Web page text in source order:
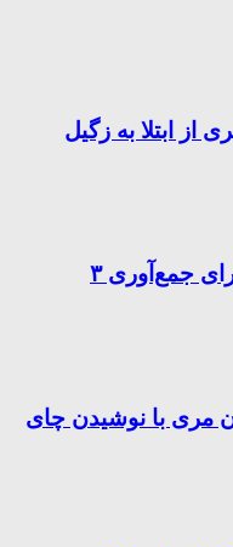
از ابتلا به زگیل
دستور سازمان غذا و دارو برای جمع‌آوری ۳
مری با نوشیدن چای